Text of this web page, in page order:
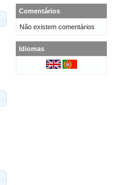
Comentários
Não existem comentários
Idiomas